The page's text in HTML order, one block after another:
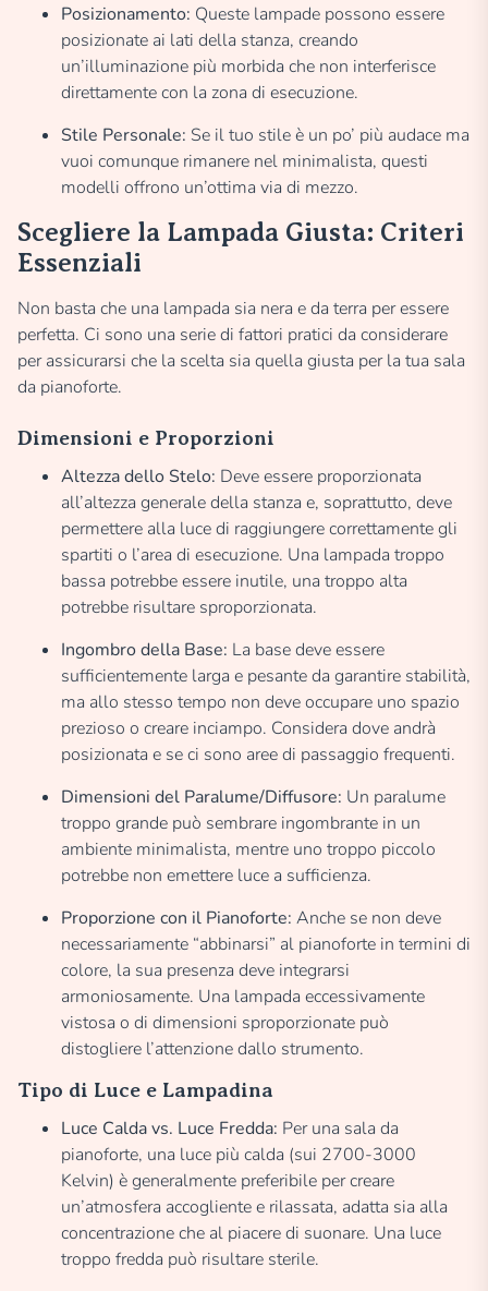
Posizionamento: Queste lampade possono essere
posizionate ai lati della stanza, creando
un’illuminazione più morbida che non interferisce
direttamente con la zona di esecuzione.
Stile Personale: Se il tuo stile è un po’ più audace ma
vuoi comunque rimanere nel minimalista, questi
modelli offrono un’ottima via di mezzo.
Scegliere la Lampada Giusta: Criteri
Essenziali
Non basta che una lampada sia nera e da terra per essere
perfetta. Ci sono una serie di fattori pratici da considerare
per assicurarsi che la scelta sia quella giusta per la tua sala
da pianoforte.
Dimensioni e Proporzioni
Altezza dello Stelo: Deve essere proporzionata
all’altezza generale della stanza e, soprattutto, deve
permettere alla luce di raggiungere correttamente gli
spartiti o l’area di esecuzione. Una lampada troppo
bassa potrebbe essere inutile, una troppo alta
potrebbe risultare sproporzionata.
Ingombro della Base: La base deve essere
sufficientemente larga e pesante da garantire stabilità,
ma allo stesso tempo non deve occupare uno spazio
prezioso o creare inciampo. Considera dove andrà
posizionata e se ci sono aree di passaggio frequenti.
Dimensioni del Paralume/Diffusore: Un paralume
troppo grande può sembrare ingombrante in un
ambiente minimalista, mentre uno troppo piccolo
potrebbe non emettere luce a sufficienza.
Proporzione con il Pianoforte: Anche se non deve
necessariamente “abbinarsi” al pianoforte in termini di
colore, la sua presenza deve integrarsi
armoniosamente. Una lampada eccessivamente
vistosa o di dimensioni sproporzionate può
distogliere l’attenzione dallo strumento.
Tipo di Luce e Lampadina
Luce Calda vs. Luce Fredda: Per una sala da
pianoforte, una luce più calda (sui 2700-3000
Kelvin) è generalmente preferibile per creare
un’atmosfera accogliente e rilassata, adatta sia alla
concentrazione che al piacere di suonare. Una luce
troppo fredda può risultare sterile.